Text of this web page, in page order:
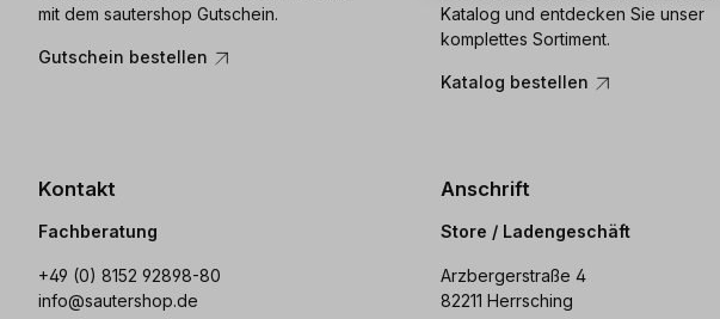
mit dem sautershop Gutschein.
Gutschein bestellen
Katalog und entdecken Sie unser
komplettes Sortiment.
Katalog bestellen
Kontakt
Fachberatung
+49 (0) 8152 92898-80
info@sautershop.de
Anschrift
Store / Ladengeschäft
Arzbergerstraße 4
82211 Herrsching